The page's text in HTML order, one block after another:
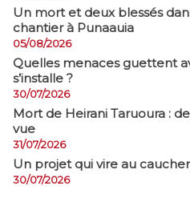
​Un mort et deux blessés
chantier à Punaauia
05/08/2026
Quelles menaces guettent
s’installe ?
30/07/2026
Mort de Heirani Taruoura :
vue
31/07/2026
Un projet qui vire au
30/07/2026